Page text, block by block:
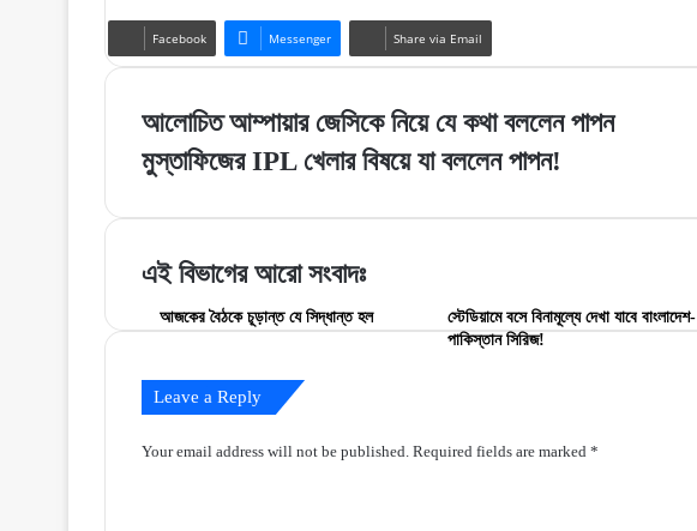
Facebook Messenger Share via Email
আলোচিত
জেসিকে
যে
বললেন
আলোচিত আম্পায়ার জেসিকে নিয়ে যে কথা বললেন পাপন
মুস্তাফিজের
IPL
বললেন
মুস্তাফিজের IPL খেলার বিষয়ে যা বললেন পাপন!
এই বিভাগের আরো সংবাদঃ
আজকের বৈঠকে চূড়ান্ত যে সিদ্ধান্ত হল
স্টেডিয়ামে বসে বিনামূল্যে দেখা যাবে বাংলাদেশ-
পাকিস্তান সিরিজ!
Leave a Reply
Your email address will not be published. Required fields are marked *